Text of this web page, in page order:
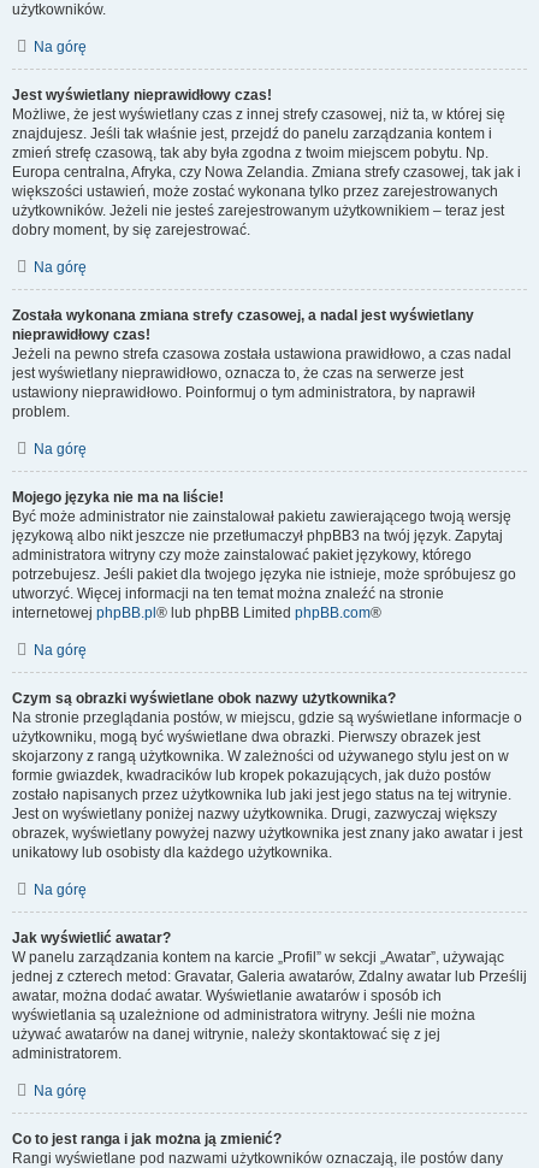
użytkowników.
Na górę
Jest wyświetlany nieprawidłowy czas!
Możliwe, że jest wyświetlany czas z innej strefy czasowej, niż ta, w której się
znajdujesz. Jeśli tak właśnie jest, przejdź do panelu zarządzania kontem i
zmień strefę czasową, tak aby była zgodna z twoim miejscem pobytu. Np.
Europa centralna, Afryka, czy Nowa Zelandia. Zmiana strefy czasowej, tak jak i
większości ustawień, może zostać wykonana tylko przez zarejestrowanych
użytkowników. Jeżeli nie jesteś zarejestrowanym użytkownikiem – teraz jest
dobry moment, by się zarejestrować.
Na górę
Została wykonana zmiana strefy czasowej, a nadal jest wyświetlany
nieprawidłowy czas!
Jeżeli na pewno strefa czasowa została ustawiona prawidłowo, a czas nadal
jest wyświetlany nieprawidłowo, oznacza to, że czas na serwerze jest
ustawiony nieprawidłowo. Poinformuj o tym administratora, by naprawił
problem.
Na górę
Mojego języka nie ma na liście!
Być może administrator nie zainstalował pakietu zawierającego twoją wersję
językową albo nikt jeszcze nie przetłumaczył phpBB3 na twój język. Zapytaj
administratora witryny czy może zainstalować pakiet językowy, którego
potrzebujesz. Jeśli pakiet dla twojego języka nie istnieje, może spróbujesz go
utworzyć. Więcej informacji na ten temat można znaleźć na stronie
internetowej phpBB.pl ® lub phpBB Limited phpBB.com®
Na górę
Czym są obrazki wyświetlane obok nazwy użytkownika?
Na stronie przeglądania postów, w miejscu, gdzie są wyświetlane informacje o
użytkowniku, mogą być wyświetlane dwa obrazki. Pierwszy obrazek jest
skojarzony z rangą użytkownika. W zależności od używanego stylu jest on w
formie gwiazdek, kwadracików lub kropek pokazujących, jak dużo postów
zostało napisanych przez użytkownika lub jaki jest jego status na tej witrynie.
Jest on wyświetlany poniżej nazwy użytkownika. Drugi, zazwyczaj większy
obrazek, wyświetlany powyżej nazwy użytkownika jest znany jako awatar i jest
unikatowy lub osobisty dla każdego użytkownika.
Na górę
Jak wyświetlić awatar?
W panelu zarządzania kontem na karcie „Profil” w sekcji „Awatar”, używając
jednej z czterech metod: Gravatar, Galeria awatarów, Zdalny awatar lub Prześlij
awatar, można dodać awatar. Wyświetlanie awatarów i sposób ich
wyświetlania są uzależnione od administratora witryny. Jeśli nie można
używać awatarów na danej witrynie, należy skontaktować się z jej
administratorem.
Na górę
Co to jest ranga i jak można ją zmienić?
Rangi wyświetlane pod nazwami użytkowników oznaczają, ile postów dany